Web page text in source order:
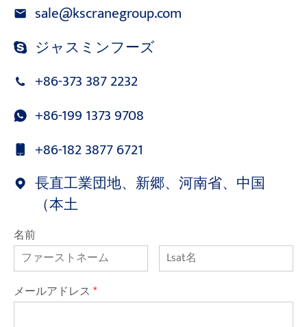
sale@kscranegroup.com
ジャスミンフーズ
+86-373 387 2232
+86-199 1373 9708
+86-182 3877 6721
長直工業団地、新郷、河南省、中国
（本土
名前
メールアドレス *